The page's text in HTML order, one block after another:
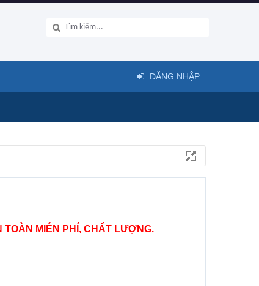
TOÀN MIỄN PHÍ, CHẤT LƯỢNG.
ĐĂNG NHẬP